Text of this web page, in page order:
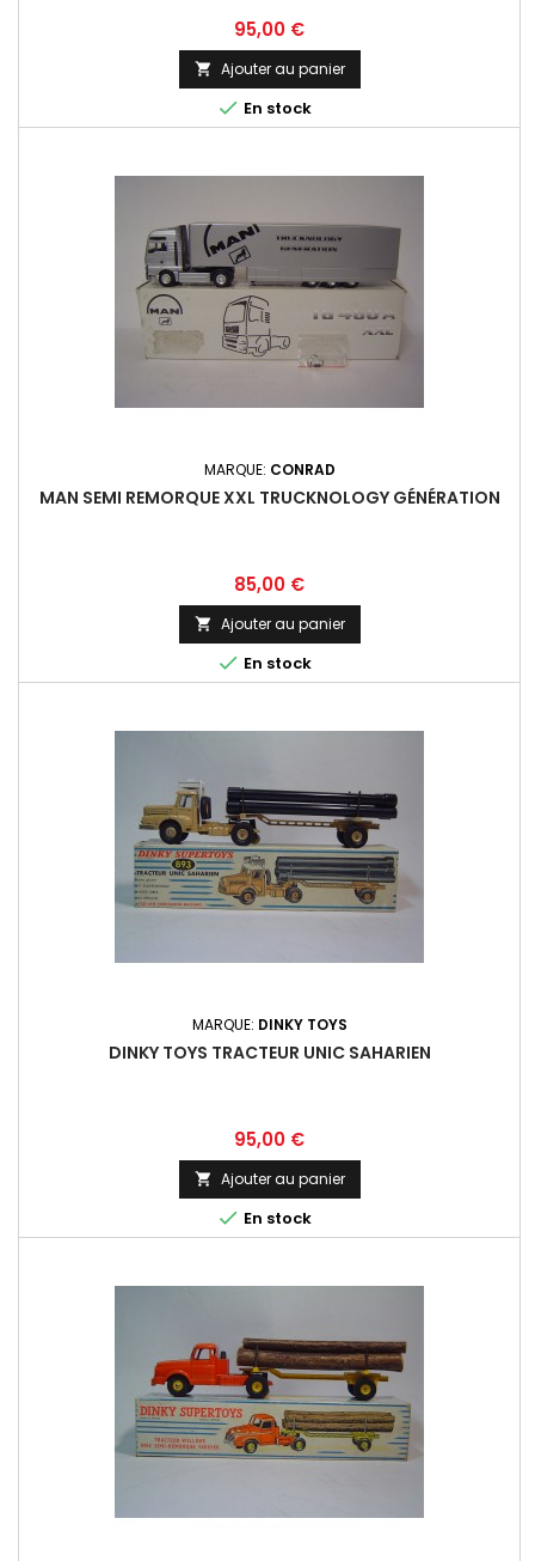
Prix
95,00 €
 Ajouter au panier
 En stock
MARQUE: CONRAD
MAN SEMI REMORQUE XXL TRUCKNOLOGY GÉNÉRATION
Prix
85,00 €
 Ajouter au panier
 En stock
MARQUE: DINKY TOYS
DINKY TOYS TRACTEUR UNIC SAHARIEN
Prix
95,00 €
 Ajouter au panier
 En stock